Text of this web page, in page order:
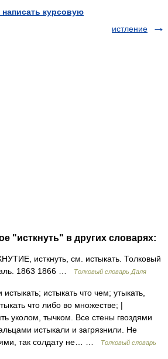
курсовую
истление
"исткнуть" в других словарях:
исткнуть, см. истыкать. Толковый
1863 1866 …
Толковый словарь Даля
истыкать что чем; утыкать,
что либо во множестве; |
уколом, тычком. Все стены гвоздями
истыкали и загрязнили. Не
так солдату не… …
Толковый словарь